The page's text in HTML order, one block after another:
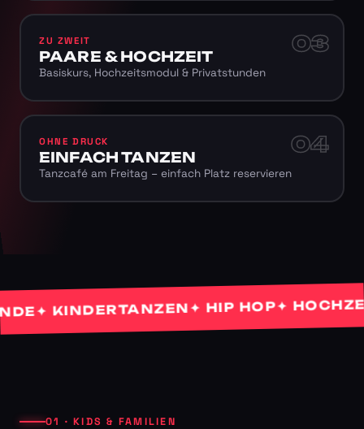
03
ZU ZWEIT
PAARE & HOCHZEIT
Basiskurs, Hochzeitsmodul & Privatstunden
04
OHNE DRUCK
EINFACH TANZEN
Tanzcafé am Freitag – einfach Platz reservieren
✦ KINDERTANZEN✦ HIP HOP✦
01 · KIDS & FAMILIEN